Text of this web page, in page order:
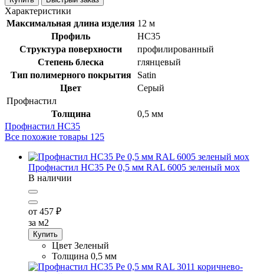
Характеристики
Максимальная длина изделия 12 м
Профиль
HC35
Структура поверхности
профилированный
Степень блеска
глянцевый
Тип полимерного покрытия
Satin
Цвет
Серый
Профнастил
Толщина
0,5 мм
Профнастил HC35
Все похожие товары 125
Профнастил НС35 Pe 0,5 мм RAL 6005 зеленый мох
В наличии
от 457 ₽
за м2
Купить
Цвет Зеленый
Толщина 0,5 мм